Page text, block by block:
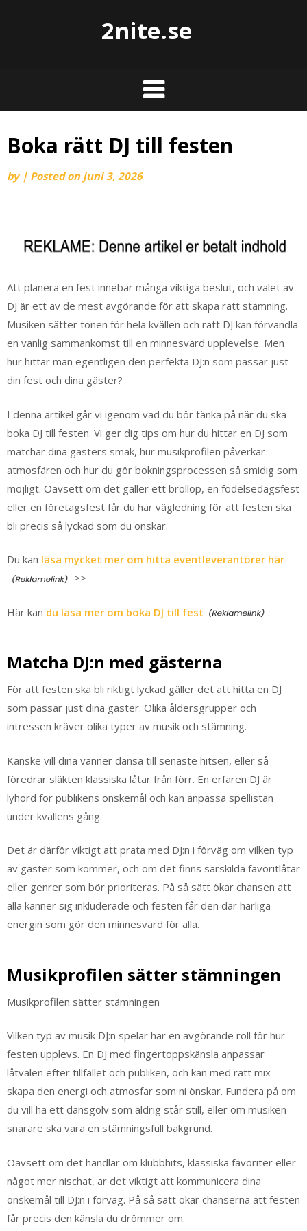
2nite.se
Boka rätt DJ till festen
by | Posted on juni 3, 2026
Att planera en fest innebär många viktiga beslut, och valet av
DJ är ett av de mest avgörande för att skapa rätt stämning.
Musiken sätter tonen för hela kvällen och rätt DJ kan förvandla
en vanlig sammankomst till en minnesvärd upplevelse. Men
hur hittar man egentligen den perfekta DJ:n som passar just
din fest och dina gäster?
I denna artikel går vi igenom vad du bör tänka på när du ska
boka DJ till festen. Vi ger dig tips om hur du hittar en DJ som
matchar dina gästers smak, hur musikprofilen påverkar
atmosfären och hur du gör bokningsprocessen så smidig som
möjligt. Oavsett om det gäller ett bröllop, en födelsedagsfest
eller en företagsfest får du här vägledning för att festen ska
bli precis så lyckad som du önskar.
Du kan läsa mycket mer om hitta eventleverantörer här
>>
Här kan du läsa mer om boka DJ till fest .
Matcha DJ:n med gästerna
För att festen ska bli riktigt lyckad gäller det att hitta en DJ
som passar just dina gäster. Olika åldersgrupper och
intressen kräver olika typer av musik och stämning.
Kanske vill dina vänner dansa till senaste hitsen, eller så
föredrar släkten klassiska låtar från förr. En erfaren DJ är
lyhörd för publikens önskemål och kan anpassa spellistan
under kvällens gång.
Det är därför viktigt att prata med DJ:n i förväg om vilken typ
av gäster som kommer, och om det finns särskilda favoritlåtar
eller genrer som bör prioriteras. På så sätt ökar chansen att
alla känner sig inkluderade och festen får den där härliga
energin som gör den minnesvärd för alla.
Musikprofilen sätter stämningen
Musikprofilen sätter stämningen
Vilken typ av musik DJ:n spelar har en avgörande roll för hur
festen upplevs. En DJ med fingertoppskänsla anpassar
låtvalen efter tillfället och publiken, och kan med rätt mix
skapa den energi och atmosfär som ni önskar. Fundera på om
du vill ha ett dansgolv som aldrig står still, eller om musiken
snarare ska vara en stämningsfull bakgrund.
Oavsett om det handlar om klubbhits, klassiska favoriter eller
något mer nischat, är det viktigt att kommunicera dina
önskemål till DJ:n i förväg. På så sätt ökar chanserna att festen
får precis den känsla du drömmer om.